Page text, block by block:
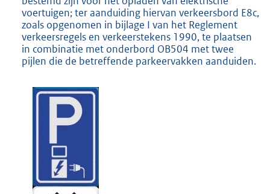
voertuigen; ter aanduiding hiervan verkeersbord E8c,
zoals opgenomen in bijlage I van het Reglement
verkeersregels en verkeerstekens 1990, te plaatsen
in combinatie met onderbord OB504 met twee
pijlen die de betreffende parkeervakken aanduiden.